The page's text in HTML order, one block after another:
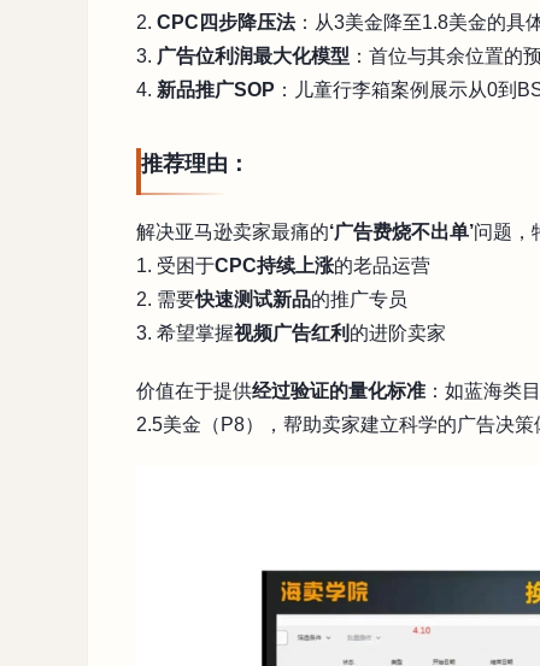
2. CPC四步降压法：从3美金降至1.8美金的具
3. 广告位利润最大化模型 ：首位与其余位置的
4. 新品推广SOP ：儿童行李箱案例展示从0到
推荐理由：
解决亚马逊卖家最痛的‘广告费烧不出单’问题，
1. 受困于CPC持续上涨的老品运营
2. 需要快速测试新品的推广专员
3. 希望掌握视频广告红利 的进阶卖家
价值在于提供经过验证的量化标准 ：如蓝海类
2.5美金（P8），帮助卖家建立科学的广告决策